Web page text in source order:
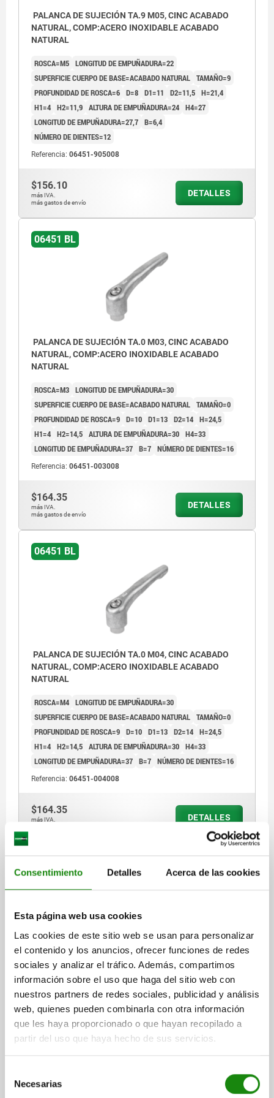
Consentimiento Detalles Acerca de las cookies
Esta página web usa cookies
Las cookies de este sitio web se usan para personalizar
el contenido y los anuncios, ofrecer funciones de redes
sociales y analizar el tráfico. Además, compartimos
información sobre el uso que haga del sitio web con
nuestros partners de redes sociales, publicidad y análisis
web, quienes pueden combinarla con otra información
que les haya proporcionado o que hayan recopilado a
partir del uso que haya hecho de sus servicios.
Necesarias
PALANCA DE SUJECIÓN TA.9 M05, CINC ACABADO
NATURAL, COMP:ACERO INOXIDABLE ACABADO
NATURAL
ROSCA=M5 LONGITUD DE EMPUÑADURA=22
SUPERFICIE CUERPO DE BASE=ACABADO NATURAL TAMAÑO=9
PROFUNDIDAD DE ROSCA=6 D=8 D1=11 D2=11,5 H=21,4
H1=4 H2=11,9 ALTURA DE EMPUÑADURA=24 H4=27
LONGITUD DE EMPUÑADURA=27,7 B=6,4
NÚMERO DE DIENTES=12
Referencia: 06451-905008
$156.10
más IVA.
más gastos de envío
DETALLES
06451 BL
PALANCA DE SUJECIÓN TA.0 M03, CINC ACABADO
NATURAL, COMP:ACERO INOXIDABLE ACABADO
NATURAL
ROSCA=M3 LONGITUD DE EMPUÑADURA=30
SUPERFICIE CUERPO DE BASE=ACABADO NATURAL TAMAÑO=0
PROFUNDIDAD DE ROSCA=9 D=10 D1=13 D2=14 H=24,5
H1=4 H2=14,5 ALTURA DE EMPUÑADURA=30 H4=33
LONGITUD DE EMPUÑADURA=37 B=7 NÚMERO DE DIENTES=16
Referencia: 06451-003008
$164.35
más IVA.
más gastos de envío
DETALLES
06451 BL
PALANCA DE SUJECIÓN TA.0 M04, CINC ACABADO
NATURAL, COMP:ACERO INOXIDABLE ACABADO
NATURAL
ROSCA=M4 LONGITUD DE EMPUÑADURA=30
SUPERFICIE CUERPO DE BASE=ACABADO NATURAL TAMAÑO=0
PROFUNDIDAD DE ROSCA=9 D=10 D1=13 D2=14 H=24,5
H1=4 H2=14,5 ALTURA DE EMPUÑADURA=30 H4=33
LONGITUD DE EMPUÑADURA=37 B=7 NÚMERO DE DIENTES=16
Referencia: 06451-004008
$164.35
más IVA.
DETALLES
PALANCA DE SUJECIÓN TA.0 M05, CINC ACABADO
NATURAL, COMP:ACERO INOXIDABLE ACABADO
NATURAL
ROSCA=M5 LONGITUD DE EMPUÑADURA=30
SUPERFICIE CUERPO DE BASE=ACABADO NATURAL
TAMAÑO=0
PROFUNDIDAD DE ROSCA=9
D=10 D1=13 D2=14
H=24,5
H1=4 H2=14,5 ALTURA DE EMPUÑADURA=30 H4=33
NÚMERO DE DIENTES=16
Referencia: